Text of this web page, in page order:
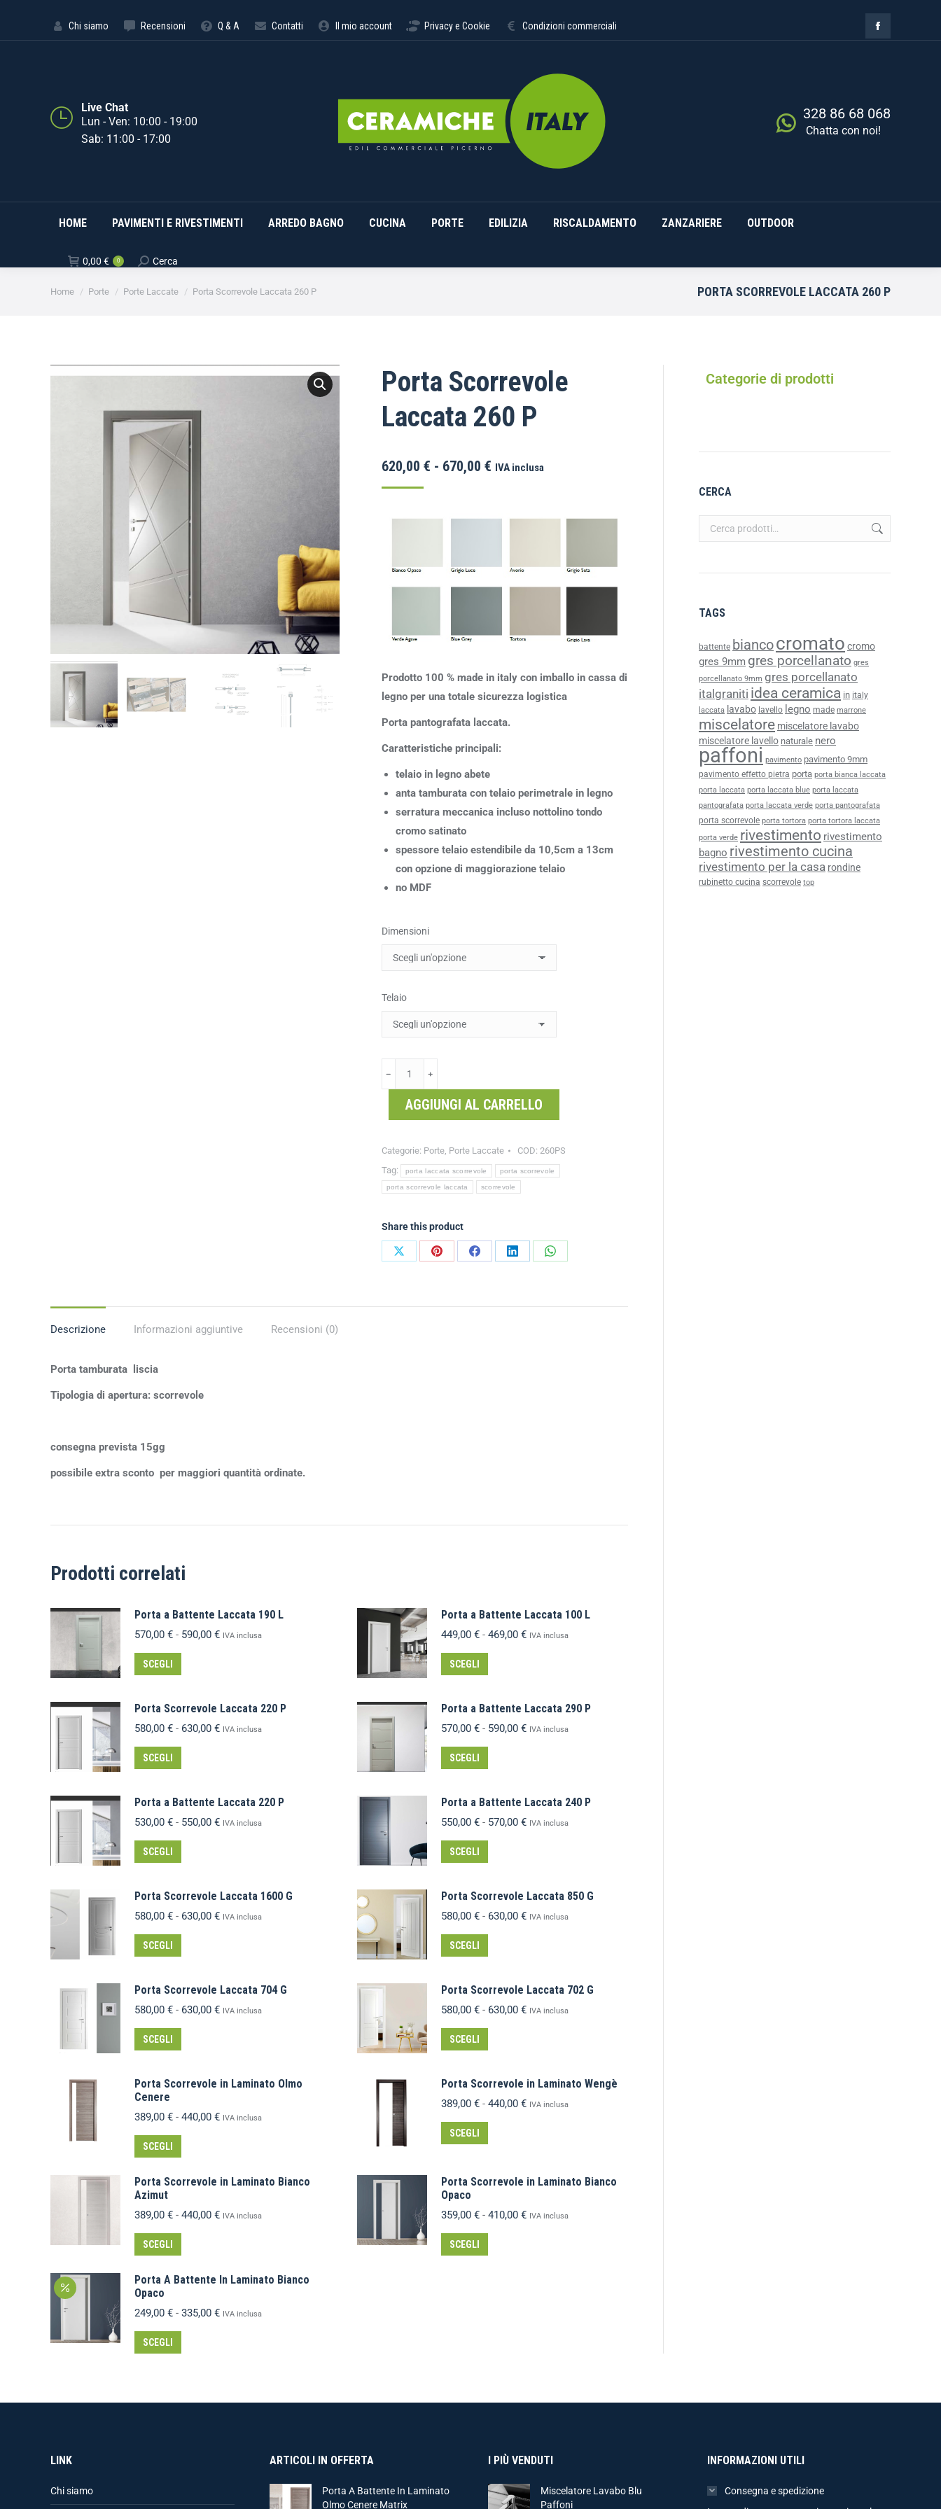
Chi siamo Recensioni Q & A Contatti Il mio account Privacy e Cookie Condizioni commerciali
Live Chat
Lun - Ven: 10:00 - 19:00
Sab: 11:00 - 17:00
328 86 68 068
Chatta con noi!
HOME PAVIMENTI E RIVESTIMENTI ARREDO BAGNO CUCINA PORTE EDILIZIA RISCALDAMENTO ZANZARIERE OUTDOOR
0,00 € 0 Cerca
Tu sei qui:
Home Porte Porte Laccate Porta Scorrevole Laccata 260 P PORTA SCORREVOLE LACCATA 260 P
Porta Scorrevole
Laccata 260 P
620,00 € - 670,00 € IVA inclusa
Prodotto 100 % made in italy con imballo in cassa di
legno per una totale sicurezza logistica
Porta pantografata laccata.
Caratteristiche principali:
telaio in legno abete
anta tamburata con telaio perimetrale in legno
serratura meccanica incluso nottolino tondo
cromo satinato
spessore telaio estendibile da 10,5cm a 13cm
con opzione di maggiorazione telaio
no MDF
Dimensioni
Telaio
﹣ ﹢
AGGIUNGI AL CARRELLO
Categorie: Porte, Porte Laccate COD: 260PS
Tag:
porta laccata scorrevole porta scorrevole
porta scorrevole laccata scorrevole
Share this product
Descrizione Informazioni aggiuntive Recensioni (0)
Porta tamburata liscia
Tipologia di apertura: scorrevole
consegna prevista 15gg
possibile extra sconto per maggiori quantità ordinate.
Prodotti correlati
Porta a Battente Laccata 190 L
570,00 € - 590,00 € IVA inclusa
SCEGLI
Porta a Battente Laccata 100 L
449,00 € - 469,00 € IVA inclusa
SCEGLI
Porta Scorrevole Laccata 220 P
580,00 € - 630,00 € IVA inclusa
SCEGLI
Porta a Battente Laccata 290 P
570,00 € - 590,00 € IVA inclusa
SCEGLI
Porta a Battente Laccata 220 P
530,00 € - 550,00 € IVA inclusa
SCEGLI
Porta a Battente Laccata 240 P
550,00 € - 570,00 € IVA inclusa
SCEGLI
Porta Scorrevole Laccata 1600 G
580,00 € - 630,00 € IVA inclusa
SCEGLI
Porta Scorrevole Laccata 850 G
580,00 € - 630,00 € IVA inclusa
SCEGLI
Porta Scorrevole Laccata 704 G
580,00 € - 630,00 € IVA inclusa
SCEGLI
Porta Scorrevole Laccata 702 G
580,00 € - 630,00 € IVA inclusa
SCEGLI
Porta Scorrevole in Laminato Olmo
Cenere
389,00 € - 440,00 € IVA inclusa
SCEGLI
Porta Scorrevole in Laminato Wengè
389,00 € - 440,00 € IVA inclusa
SCEGLI
Porta Scorrevole in Laminato Bianco
Azimut
389,00 € - 440,00 € IVA inclusa
SCEGLI
Porta Scorrevole in Laminato Bianco
Opaco
359,00 € - 410,00 € IVA inclusa
SCEGLI
Porta A Battente In Laminato Bianco
Opaco
249,00 € - 335,00 € IVA inclusa
SCEGLI
Categorie di prodotti
CERCA
TAGS
battente biancocromato cromo
gres 9mm gres porcellanato gres
porcellanato 9mm gres porcellanato
italgraniti idea ceramica in italy
laccata lavabo lavello legno made marrone
miscelatore miscelatore lavabo
miscelatore lavello naturale nero
paffoni pavimento pavimento 9mm
pavimento effetto pietra porta porta bianca laccata
porta laccata porta laccata blue porta laccata
pantografata porta laccata verde porta pantografata
porta scorrevole porta tortora porta tortora laccata
porta verde rivestimento rivestimento
bagno rivestimento cucina
rivestimento per la casa rondine
rubinetto cucina scorrevole top
LINK
Chi siamo
ARTICOLI IN OFFERTA
Porta A Battente In Laminato
Olmo Cenere Matrix
I PIÙ VENDUTI
Miscelatore Lavabo Blu
Paffoni
INFORMAZIONI UTILI
Consegna e spedizione
HOME PAVIMENTI E RIVESTIMENTI ARREDO BAGNO CUCINA PORTE EDILIZIA